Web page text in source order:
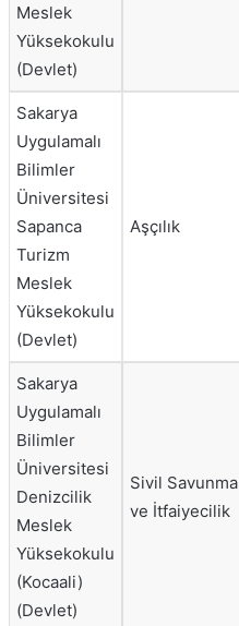
Meslek
Yüksekokulu
(Devlet)
Sakarya
Uygulamalı
Bilimler
Üniversitesi
Sapanca
Turizm
Meslek
Yüksekokulu
(Devlet)
Aşçılık
Sakarya
Uygulamalı
Bilimler
Üniversitesi
Denizcilik
Meslek
Yüksekokulu
(Kocaali)
(Devlet)
Sivil Savunma
ve İtfaiyecilik